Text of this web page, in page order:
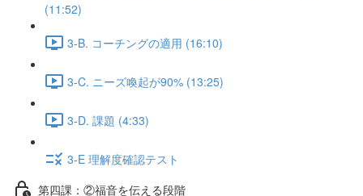
(11:52)
3-B. コーチングの適用 (16:10)
3-C. ニーズ喚起が90% (13:25)
3-D. 課題 (4:33)
3-E 理解度確認テスト
第四課：②福音を伝える段階